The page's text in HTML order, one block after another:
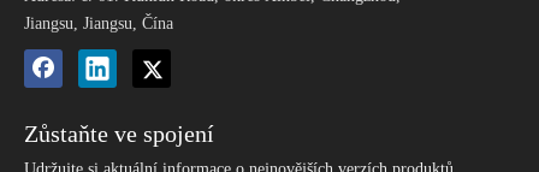
Jiangsu, Jiangsu, Čína
Zůstaňte ve spojení